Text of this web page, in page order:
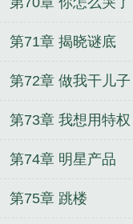
第71章 揭晓谜底
第72章 做我干儿子
第73章 我想用特权
第74章 明星产品
第75章 跳楼